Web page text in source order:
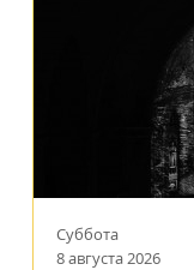
Суббота
8 августа 2026